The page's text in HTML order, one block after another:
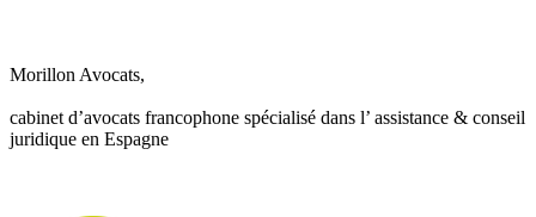
Morillon Avocats,
cabinet d’avocats francophone spécialisé dans l’ assistance & conseil
juridique en Espagne